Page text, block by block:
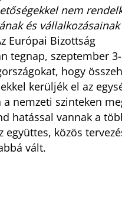
nem
és vállalkozásainak
Európai Bizottság
tegnap, szeptember
hogy
kerüljék el az
a nemzeti szinteken
hatással vannak a
együttes, közös
vált.